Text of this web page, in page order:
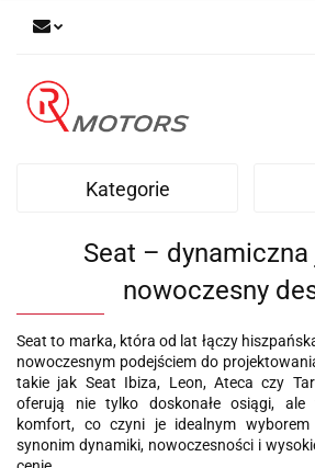
Kategorie
Seat – dynamiczna
nowoczesny
Seat to marka, która od lat łączy
nowoczesnym podejściem do
takie jak Seat Ibiza, Leon, Ateca czy
oferują nie tylko doskonałe osiągi, ale
komfort, co czyni je idealnym
synonim dynamiki, nowoczesności i